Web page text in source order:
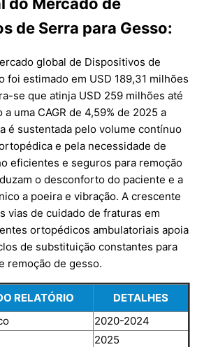
do Mercado de
de Serra para Gesso:
global de Dispositivos de
foi estimado em USD 189,31 milhões
se que atinja USD 259 milhões até
uma CAGR de 4,59% de 2025 a
é sustentada pelo volume contínuo
e pela necessidade de
eficientes e seguros para remoção
o desconforto do paciente e a
a poeira e vibração. A crescente
vias de cuidado de fraturas em
ortopédicos ambulatoriais apoia
de substituição constantes para
remoção de gesso.
RELATÓRIO
DETALHES
2020-2024
2025